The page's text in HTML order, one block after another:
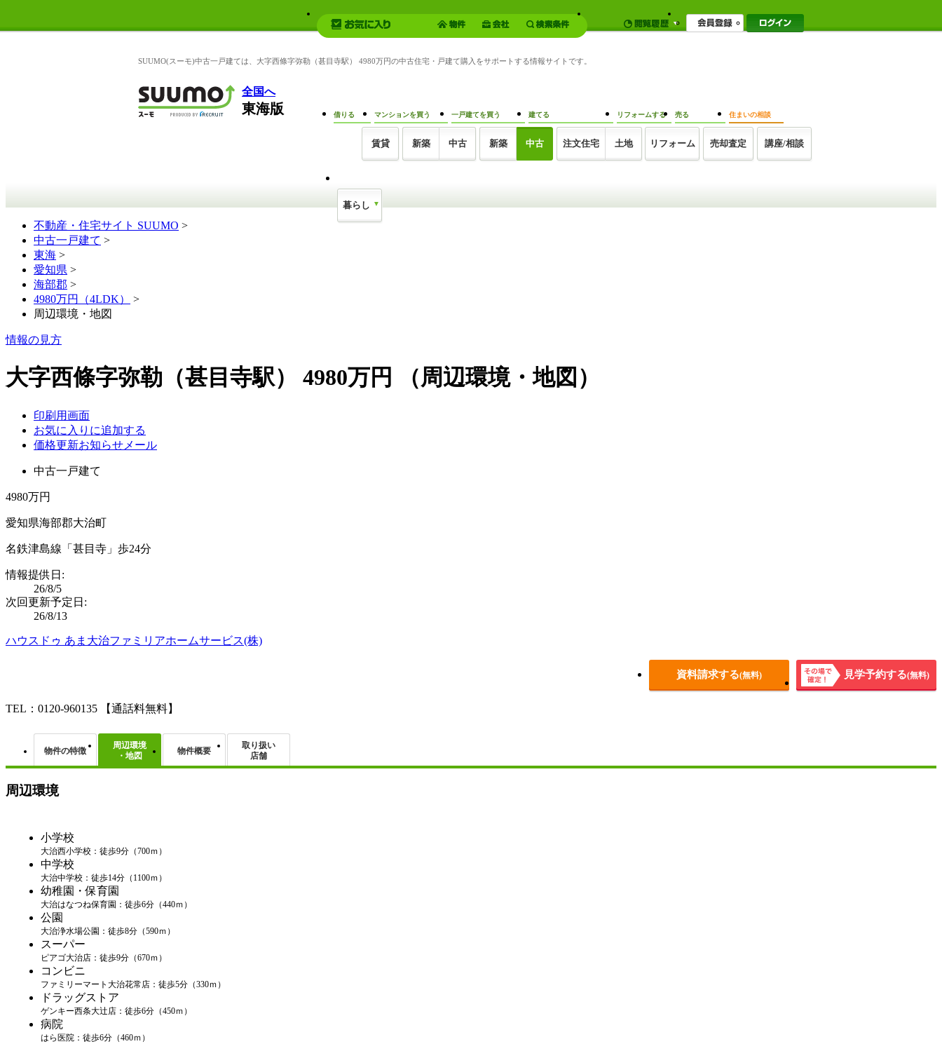
SUUMO(スーモ)中古一戸建ては、大字西條字弥勒（甚目寺駅） 4980万円の中古住宅・戸建て購入をサポートする情報サイトです。
全国へ
東海版 借りる
賃貸
マンションを買う
新築 中古
一戸建てを買う
新築 中古
建てる
注文住宅 土地
リフォームする
リフォーム
売る
売却査定
住まいの相談
講座/相談
暮らし
不動産・住宅サイト SUUMO >
中古一戸建て >
東海 >
愛知県 >
海部郡 >
4980万円（4LDK）
>
周辺環境・地図
情報の見方
大字西條字弥勒（甚目寺駅） 4980万円 （周辺環境・地図）
印刷用画面
お気に入りに追加する
価格更新お知らせメール
中古一戸建て
4980万円
愛知県海部郡大治町
名鉄津島線「甚目寺」歩24分
情報提供日:
26/8/5
次回更新予定日:
26/8/13
ハウスドゥ あま大治ファミリアホームサービス(株)
資料請求する(無料)
その場
見学予約する(無料)
TEL：0120-960135 【通話料無料】
物件の特徴
周辺環境
・地図
物件概要
取り扱い
店舗
周辺環境
小学校
大治西小学校：徒歩9分（700ｍ）
中学校
大治中学校：徒歩14分（1100ｍ）
幼稚園・保育園
大治はなつね保育園：徒歩6分（440ｍ）
公園
大治浄水場公園：徒歩8分（590ｍ）
スーパー
ピアゴ大治店：徒歩9分（670ｍ）
コンビニ
ファミリーマート大治花常店：徒歩5分（330ｍ）
ドラッグストア
ゲンキー西条大辻店：徒歩6分（450ｍ）
病院
はら医院：徒歩6分（460ｍ）